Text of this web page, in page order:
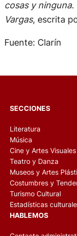
cosas y ninguna.
Vargas, escrita
Fuente: Clarín
SECCIONES
Literatura
Música
Cine y Artes Visuales
Teatro y Danza
Museos y Artes
Costumbres y
Turismo Cultural
Estadísticas
HABLEMOS